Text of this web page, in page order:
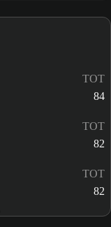
TOT
84
TOT
82
TOT
82